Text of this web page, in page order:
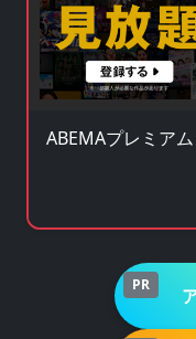
ABEMAプレミアム
PR